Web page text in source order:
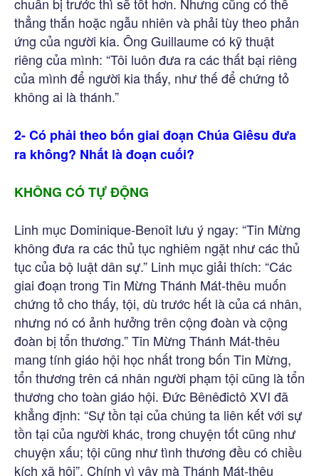
chuẩn bị trước thì sẽ tốt hơn. Nhưng cũng có thể
thẳng thắn hoặc ngẫu nhiên và phải tùy theo phản
ứng của người kia. Ông Guillaume có kỹ thuật
riêng của mình: “Tôi luôn đưa ra các thất bại riêng
của mình để người kia thấy, như thế để chứng tỏ
không ai là thánh.”
2- Có phải theo bốn giai đoạn Chúa Giêsu đưa
ra không? Nhất là đoạn cuối?
KHÔNG CÓ TỰ ĐỘNG
Linh mục Dominique-Benoît lưu ý ngay: “Tin Mừng
không đưa ra các thủ tục nghiêm ngặt như các thủ
tục của bộ luật dân sự.” Linh mục giải thích: “Các
giai đoạn trong Tin Mừng Thánh Mát-thêu muốn
chứng tỏ cho thấy, tội, dù trước hết là của cá nhân,
nhưng nó có ảnh hưởng trên cộng đoàn và cộng
đoàn bị tổn thương.” Tin Mừng Thánh Mát-thêu
mang tính giáo hội học nhất trong bốn Tin Mừng,
tổn thương trên cá nhân người phạm tội cũng là tổn
thương cho toàn giáo hội. Đức Bênêđictô XVI đã
khẳng định: “Sự tồn tại của chúng ta liên kết với sự
tồn tại của người khác, trong chuyện tốt cũng như
chuyện xấu; tội cũng như tình thương đều có chiều
kích xã hội”. Chính vì vậy mà Thánh Mát-thêu